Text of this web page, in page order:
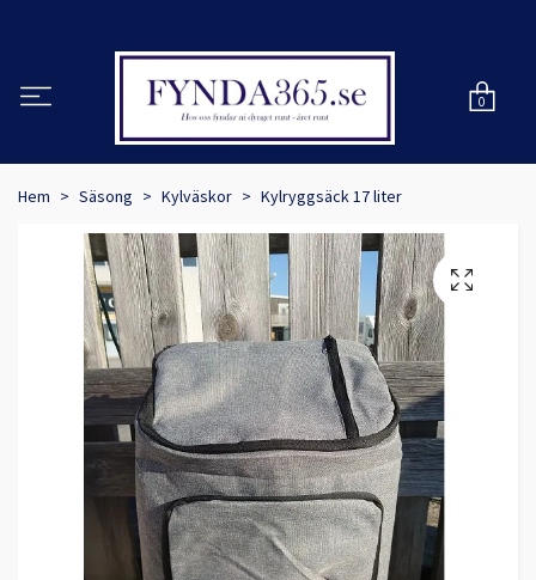
0
Hem Säsong Kylväskor Kylryggsäck 17 liter